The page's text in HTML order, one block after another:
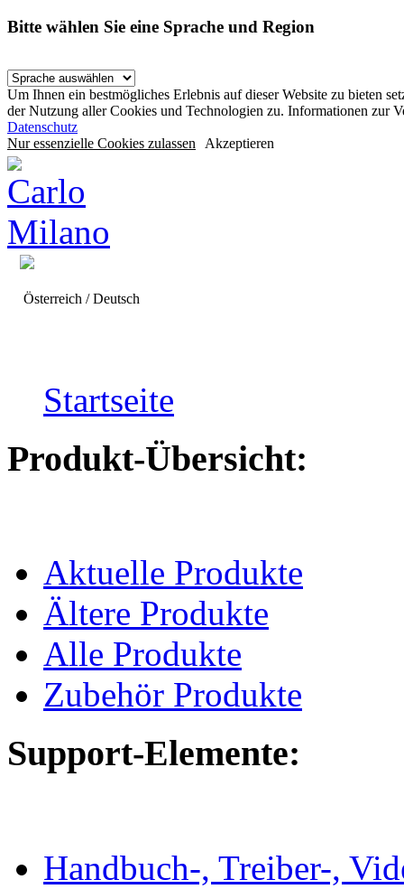
Bitte wählen Sie eine Sprache und Region
Um Ihnen ein bestmögliches Erlebnis auf dieser Website zu bieten
der Nutzung aller Cookies und Technologien zu. Informationen zur
Datenschutz
Nur essenzielle Cookies zulassen Akzeptieren
Österreich / Deutsch
Startseite
Produkt-Übersicht:
Aktuelle Produkte
Ältere Produkte
Alle Produkte
Zubehör Produkte
Support-Elemente:
Handbuch-, Treiber-,